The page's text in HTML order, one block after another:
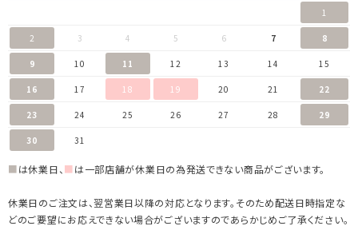
1
2 3 4 5 6 7 8
9 10 11 12 13 14 15
16 17 18 19 20 21 22
23 24 25 26 27 28 29
30 31
■は休業日、 ■は一部店舗が休業日の為発送できない商品がございます。
休業日のご注文は、翌営業日以降の対応となります。そのため配送日時指定な
どのご要望にお応えできない場合がございますのであらかじめご了承ください。